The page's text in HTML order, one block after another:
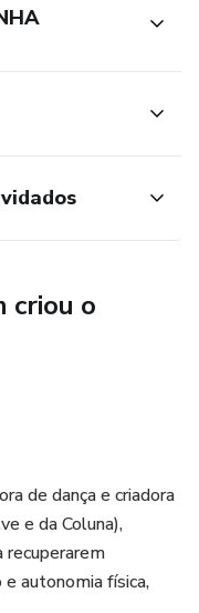
criou o
de dança e criadora
e da Coluna),
recuperarem
autonomia física,